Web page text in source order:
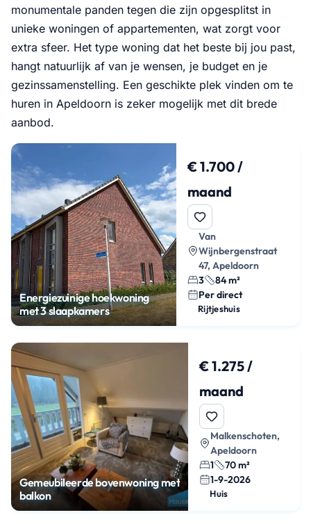
monumentale panden tegen die zijn opgesplitst in
unieke woningen of appartementen, wat zorgt voor
extra sfeer. Het type woning dat het beste bij jou past,
hangt natuurlijk af van je wensen, je budget en je
gezinssamenstelling. Een geschikte plek vinden om te
huren in Apeldoorn is zeker mogelijk met dit brede
aanbod.
Energiezuinige hoekwoning
met 3 slaapkamers
€ 1.700 /
maand
Van
Wijnbergenstraat
47, Apeldoorn
3
84 m²
Per direct
Rijtjeshuis
Gemeubileerde bovenwoning met
balkon
€ 1.275 /
maand
Malkenschoten,
Apeldoorn
1
70 m²
1-9-2026
Huis